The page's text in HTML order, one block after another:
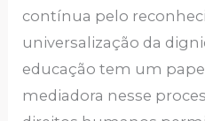
contínua pelo
universalização da
educação tem um
mediadora nesse